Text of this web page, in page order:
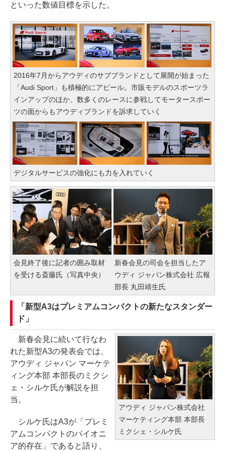
といった数値目標を示した。
2016年7月からアウディのサブブランドとして展開が始まった
「Audi Sport」も積極的にアピール。市販モデルのスポーツラ
インアップのほか、数多くのレースに参戦してモータースポー
ツの面からもアウディブランドを訴求していく
デジタルサービスの強化にも力を入れていく
会見終了後に記者の囲み取材
を受ける斎藤氏（写真中央）
新春会見の司会を担当したア
ウディ ジャパン株式会社 広報
部長 丸田靖生氏
「新型A3はプレミアムコンパクトの新たなスタンダー
ド」
アウディ ジャパン株式会社
マーケティング本部 本部長
ミクシェ・シルケ氏
新春会見に続いて行なわ
れた新型A3の発表会では、
アウディ ジャパン マーケテ
ィング本部 本部長のミクシ
ェ・シルケ氏が解説を担
当。
シルケ氏はA3が「プレミ
アムコンパクトのパイオニ
ア的存在」であると語り、